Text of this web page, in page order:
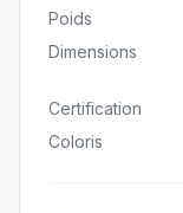
Poids
Dimensions
Certification
Coloris